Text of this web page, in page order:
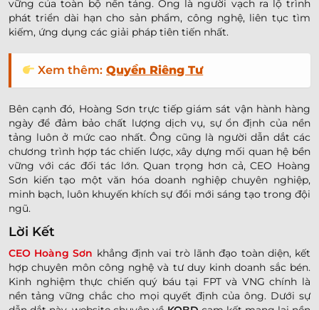
vững của toàn bộ nền tảng. Ông là người vạch ra lộ trình
phát triển dài hạn cho sản phẩm, công nghệ, liên tục tìm
kiếm, ứng dụng các giải pháp tiên tiến nhất.
Xem thêm: Quyền Riêng Tư
Bên cạnh đó, Hoàng Sơn trực tiếp giám sát vận hành hàng
ngày để đảm bảo chất lượng dịch vụ, sự ổn định của nền
tảng luôn ở mức cao nhất. Ông cũng là người dẫn dắt các
chương trình hợp tác chiến lược, xây dựng mối quan hệ bền
vững với các đối tác lớn. Quan trọng hơn cả, CEO Hoàng
Sơn kiến tạo một văn hóa doanh nghiệp chuyên nghiệp,
minh bạch, luôn khuyến khích sự đổi mới sáng tạo trong đội
ngũ.
Lời Kết
CEO Hoàng Sơn khẳng định vai trò lãnh đạo toàn diện, kết
hợp chuyên môn công nghệ và tư duy kinh doanh sắc bén.
Kinh nghiệm thực chiến quý báu tại FPT và VNG chính là
nền tảng vững chắc cho mọi quyết định của ông. Dưới sự